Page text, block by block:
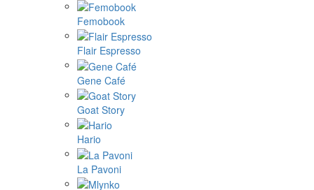
Femobook
Flair Espresso
Gene Café
Goat Story
Hario
La Pavoni